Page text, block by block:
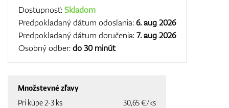
Darčekové poukážky
Dostupnosť:Skladom
Predpokladaný dátum odoslania:6. aug 2026
Predpokladaný dátum doručenia:7. aug 2026
Osobný odber:do 30 minút
Množstevné zľavy
Pri kúpe 2-3 ks
30,65 €/ks